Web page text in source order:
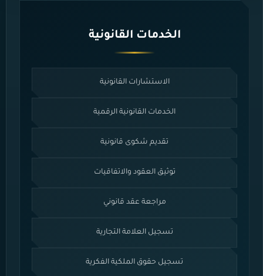
الخدمات القانونية
الاستشارات القانونية
الخدمات القانونية الرقمية
تقديم شكوى قانونية
توثيق العقود والاتفاقيات
مراجعة عقد قانوني
تسجيل العلامة التجارية
تسجيل حقوق الملكية الفكرية